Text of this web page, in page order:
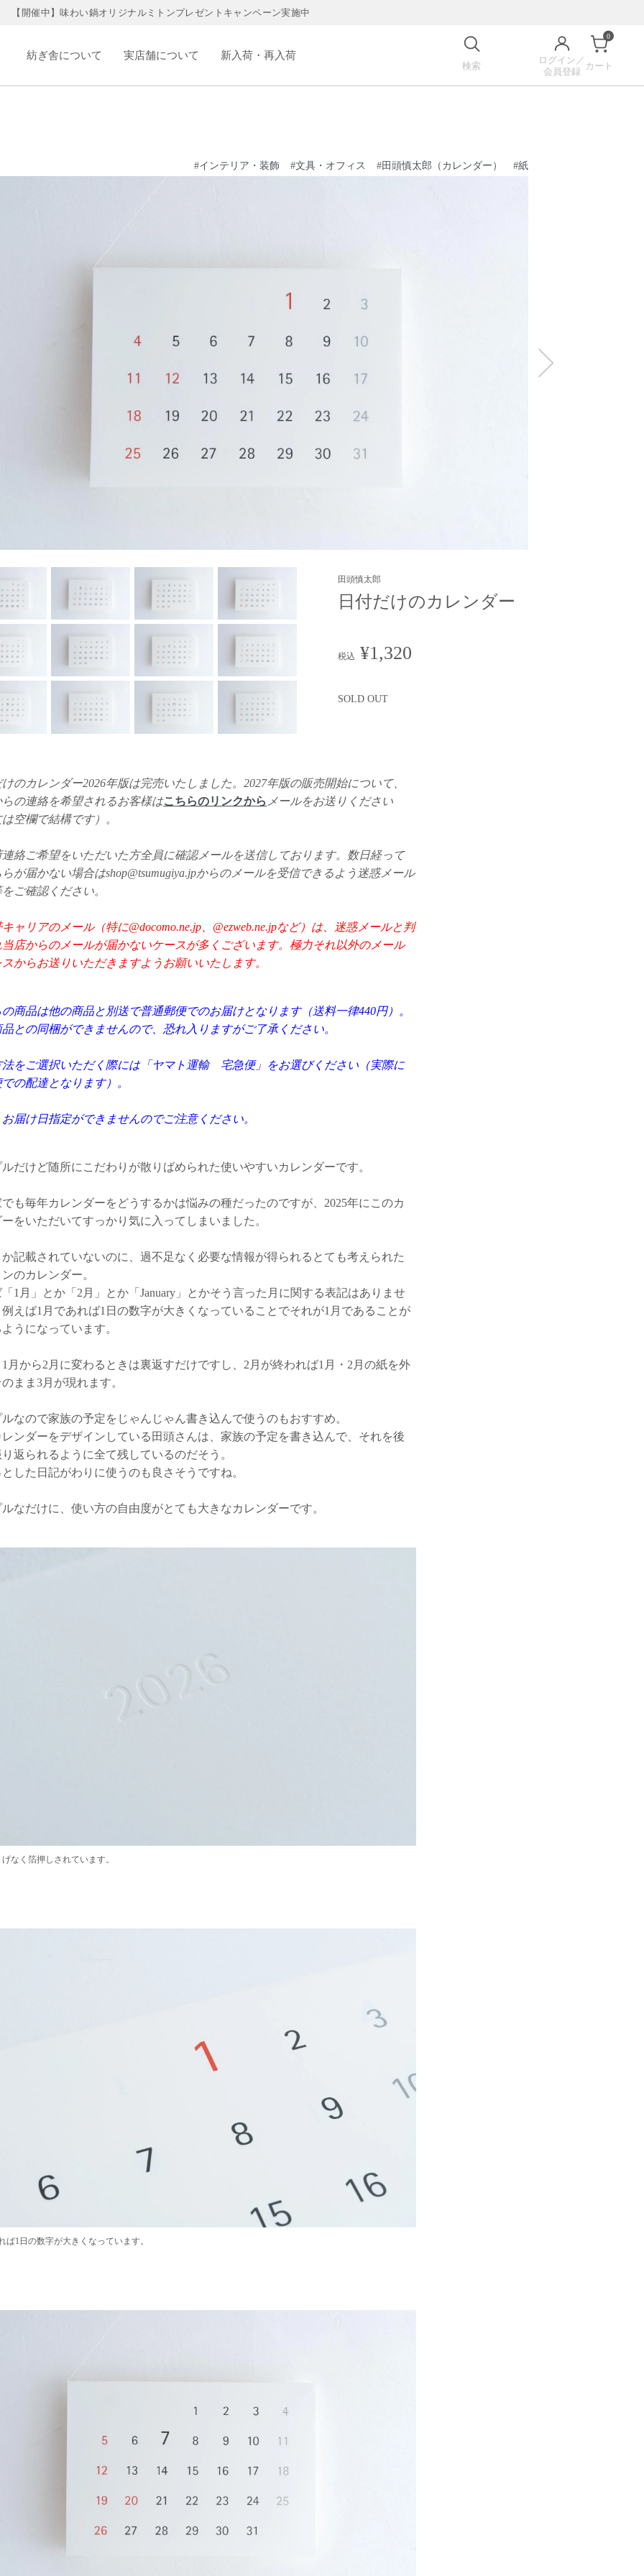
【開催中】味わい鍋オリジナルミトンプレゼントキャンペーン実施中
紡ぎ舎について 実店舗について 新入荷・再入荷
ログイン／
会員登録
0
カート
検索
#インテリア・装飾 #文具・オフィス #田頭慎太郎（カレンダー） #紙
田頭慎太郎
日付だけのカレンダー
税込 ¥1,320
SOLD OUT
のカレンダー2026年版は完売いたしました。2027年版の販売開始について、
の連絡を希望されるお客様はこちらのリンクから メールをお送りください
空欄で結構です）。
絡ご希望をいただいた方全員に確認メールを送信しております。数日経って
が届かない場合はshop@tsumugiya.jpからのメールを受信できるよう迷惑メール
ご確認ください。
ャリアのメール（特に@docomo.ne.jp、@ezweb.ne.jpなど）は、迷惑メールと判
店からのメールが届かないケースが多くございます。極力それ以外のメール
からお送りいただきますようお願いいたします。
商品は他の商品と別送で普通郵便でのお届けとなります（送料一律440円）。
との同梱ができませんので、恐れ入りますがご了承ください。
法をご選択いただく際には「ヤマト運輸 宅急便」をお選びください（実際に
の配達となります）。
届け日指定ができませんのでご注意ください。
だけど随所にこだわりが散りばめられた使いやすいカレンダーです。
も毎年カレンダーをどうするかは悩みの種だったのですが、2025年にこのカ
をいただいてすっかり気に入ってしまいました。
記載されていないのに、過不足なく必要な情報が得られるとても考えられた
のカレンダー。
1月」とか「2月」とか「January」とかそう言った月に関する表記はありませ
えば1月であれば1日の数字が大きくなっていることでそれが1月であることが
うになっています。
月から2月に変わるときは裏返すだけですし、2月が終われば1月・2月の紙を外
まま3月が現れます。
なので家族の予定をじゃんじゃん書き込んで使うのもおすすめ。
ンダーをデザインしている田頭さんは、家族の予定を書き込んで、それを後
返られるように全て残しているのだそう。
した日記がわりに使うのも良さそうですね。
なだけに、使い方の自由度がとても大きなカレンダーです。
なく箔押しされています。
ば1日の数字が大きくなっています。